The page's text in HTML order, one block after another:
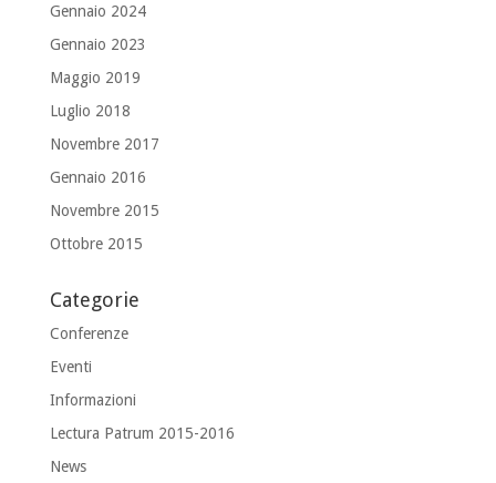
Gennaio 2024
Gennaio 2023
Maggio 2019
Luglio 2018
Novembre 2017
Gennaio 2016
Novembre 2015
Ottobre 2015
Categorie
Conferenze
Eventi
Informazioni
Lectura Patrum 2015-2016
News